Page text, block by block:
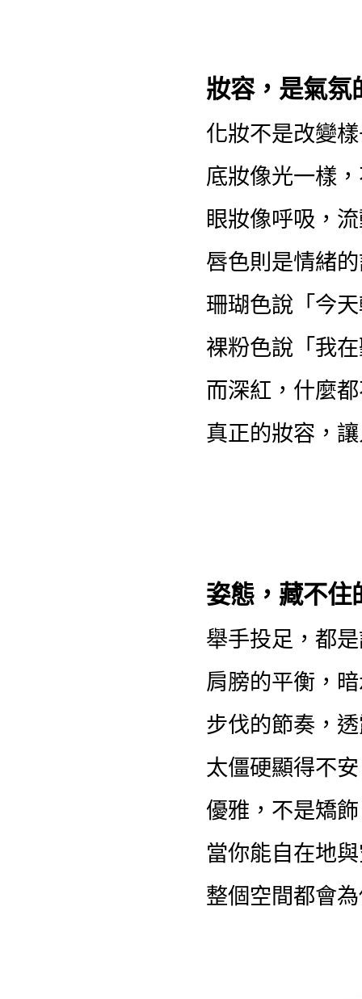
妝容，是氣氛
化妝不是改變
底妝像光一樣
眼妝像呼吸，
唇色則是情緒
珊瑚色說「今
裸粉色說「我
而深紅，什麼
真正的妝容，
姿態，藏不住
舉手投足，都
肩膀的平衡，
步伐的節奏，
太僵硬顯得不
優雅，不是矯
當你能自在地
整個空間都會